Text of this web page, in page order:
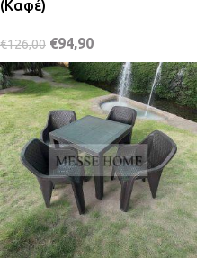
(Καφέ)
€126,00 €94,90